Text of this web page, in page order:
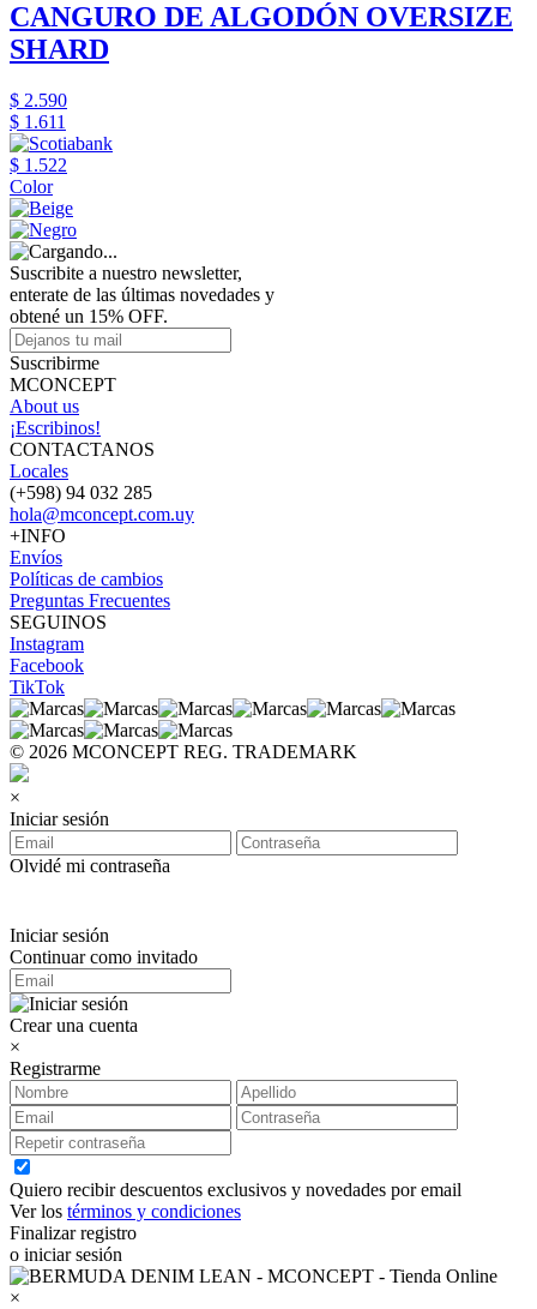
CANGURO DE ALGODÓN OVERSIZE
SHARD
$ 2.590
$ 1.611
$ 1.522
Color
Suscribite a nuestro newsletter,
enterate de las últimas novedades y
obtené un 15% OFF.
Suscribirme
MCONCEPT
About us
¡Escribinos!
CONTACTANOS
Locales
(+598) 94 032 285
hola@mconcept.com.uy
+INFO
Envíos
Políticas de cambios
Preguntas Frecuentes
SEGUINOS
Instagram
Facebook
TikTok
© 2026 MCONCEPT REG. TRADEMARK
×
Iniciar sesión
Olvidé mi contraseña
Iniciar sesión
Continuar como invitado
Crear una cuenta
×
Registrarme
Quiero recibir descuentos exclusivos y novedades por email
Ver los términos y condiciones
Finalizar registro
o iniciar sesión
×